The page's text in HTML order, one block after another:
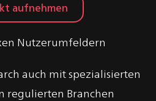
aufnehmen
Nutzerumfeldern
auch mit spezialisierten
regulierten Branchen